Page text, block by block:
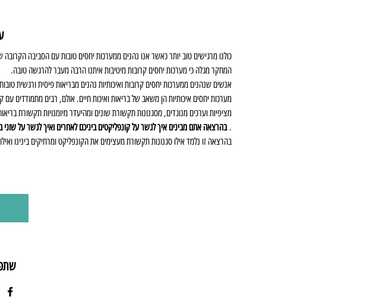
כולנו מרגישים טוב יותר כאשר אנו נהנים ממערכות יחסים טובות עם הסביבה הקרובה
המחקר מגלה כי מערכות יחסים קרובות מיטיבות איתנו הרבה מעבר להרגשה טובה.
אנשים שנהנים ממערכות יחסים קרובות ואיכותיות נהנים מבריאות פיסית ורגשית
מערכות יחסים איכותיות הן משאב של בריאות ואיכות חיים. אולם, רבים מתמודדים
מציפיות וערכים מנוגדים, מסגנונות תקשורת שונים ומהיעדר מיומנויות תקשורת
. בהרצאה אתם מבינים איך לגשר על קונפליקטים ביניכם לאחרים ואיך לגשר על
בהרצאה זו נלמד אילו סגנונות תקשורת מעצימים את הקונפליקט ומרחיקים בינינו